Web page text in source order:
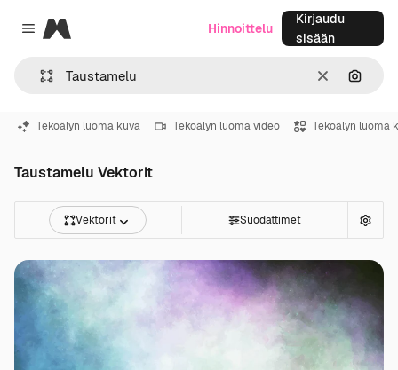
Close menu
Magnific
SelkeäHae
Hinnoittelu
Kirjaudu
sisään
Tekoälyn luoma kuva Tekoälyn luoma video Tekoälyn luoma
Taustamelu Vektorit
Vektorit Suodattimet